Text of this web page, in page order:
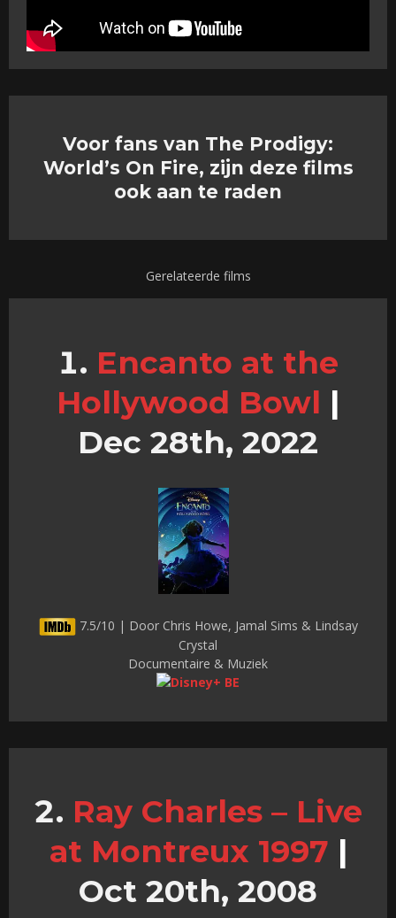
Voor fans van The Prodigy:
World’s On Fire, zijn deze films
ook aan te raden
Gerelateerde films
Encanto at the
Hollywood Bowl |
Dec 28th, 2022
7.5/10 | Door Chris Howe, Jamal Sims & Lindsay
Crystal
Documentaire & Muziek
Ray Charles – Live
at Montreux 1997 |
Oct 20th, 2008